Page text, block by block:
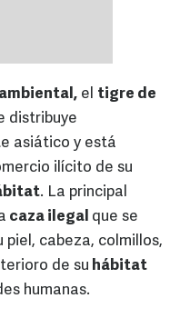
el tigre de
distribuye
asiático y está
ilícito de su
. La principal
caza ilegal que se
piel, cabeza, colmillos,
de su hábitat
humanas.